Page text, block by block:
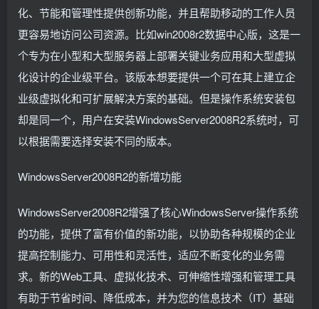
化、节能和管理性提供创新功能，并且帮助移动的工作人员
更容易地访问公司资源。比如win2008r2数据中心版，这是一
个专为在小型和大型服务器上部署关键业务应用和大型虚拟
化设计的企业级平台。该版本想要提供一个可在其上建立企
业级虚拟化和可扩展解决方案的基础。但是操作系统安装包
却是同一个，用户在安装WindowsServer2008R2系统时，可
以根据需要选择安装不同的版本。
WindowsServer2008R2的新增功能
WindowsServer2008R2增强了核心WindowsServer操作系统
的功能，提供了富有价值的新功能，以协助各种规模的企业
提高控制能力、可用性和灵活性，适应不断变化的业务需
求。新的Web工具、虚拟化技术、可伸缩性增强和管理工具
有助于节省时间、降低成本，并为您的信息技术（IT）基础